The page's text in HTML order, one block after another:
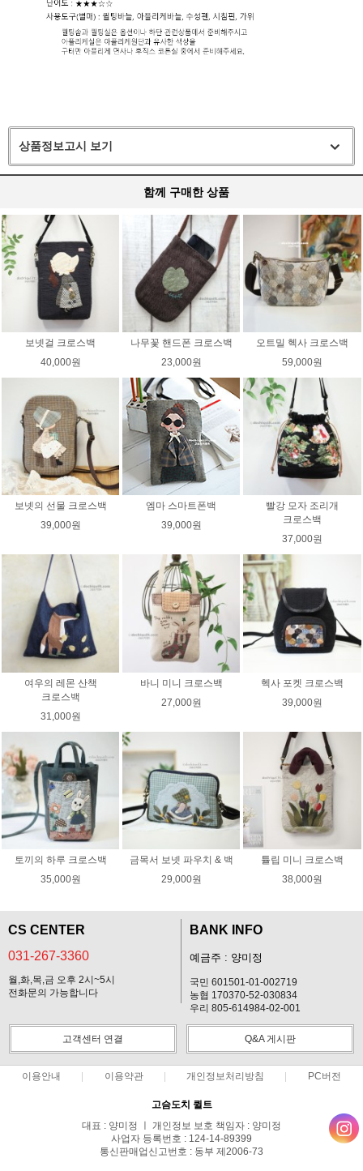
상품정보고시 보기
함께 구매한 상품
보넷걸 크로스백
40,000원
나무꽃 핸드폰 크로스백
23,000원
오트밀 헥사 크로스백
59,000원
보넷의 선물 크로스백
39,000원
엠마 스마트폰백
39,000원
빨강 모자 조리개
크로스백
37,000원
여우의 레몬 산책
크로스백
31,000원
바니 미니 크로스백
27,000원
헥사 포켓 크로스백
39,000원
토끼의 하루 크로스백
35,000원
금목서 보넷 파우치 & 백
29,000원
튤립 미니 크로스백
38,000원
CS CENTER
031-267-3360
월,화,목,금 오후 2시~5시
전화문의 가능합니다
BANK INFO
예금주 : 양미정
국민 601501-01-002719
농협 170370-52-030834
우리 805-614984-02-001
고객센터 연결 Q&A 게시판
이용안내 이용약관 개인정보처리방침 PC버전
고슴도치 퀼트
대표 : 양미정 ㅣ 개인정보 보호 책임자 : 양미정
사업자 등록번호 : 124-14-89399
통신판매업신고번호 : 동부 제2006-73